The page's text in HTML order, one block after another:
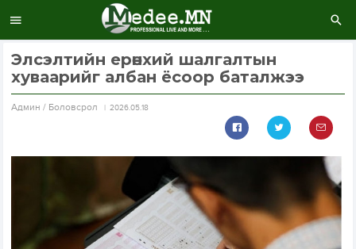
Элсэлтийн ерөнхий шалгалтын
хуваарийг албан ёсоор баталжээ
Aдмин / Боловсрол 2026.05.18